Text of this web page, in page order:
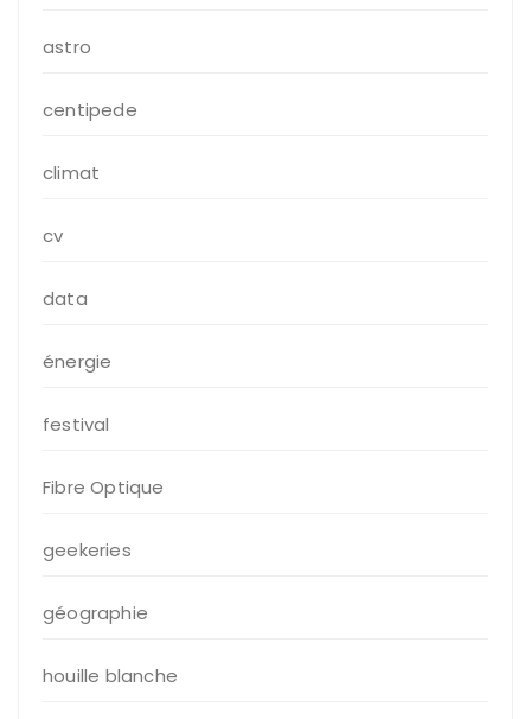
astro
centipede
climat
cv
data
énergie
festival
Fibre Optique
geekeries
géographie
houille blanche